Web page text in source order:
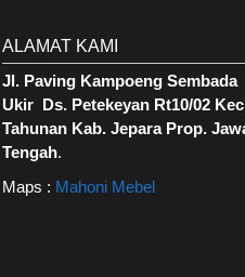
ALAMAT KAMI
Jl. Paving Kampoeng Sembada
Ukir Ds. Petekeyan Rt10/02
Tahunan Kab. Jepara Prop.
Tengah.
Maps : Mahoni Mebel